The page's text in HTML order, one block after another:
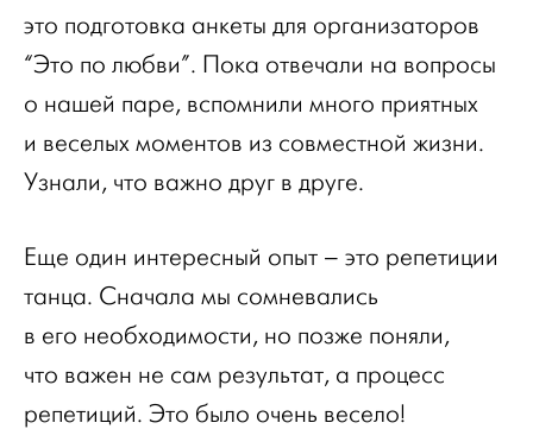
это подготовка анкеты для организаторов
“Это по любви”. Пока отвечали на вопросы
о нашей паре, вспомнили много приятных
и веселых моментов из совместной жизни.
Узнали, что важно друг в друге.
Еще один интересный опыт – это репетиции
танца. Сначала мы сомневались
в его необходимости, но позже поняли,
что важен не сам результат, а процесс
репетиций. Это было очень весело!